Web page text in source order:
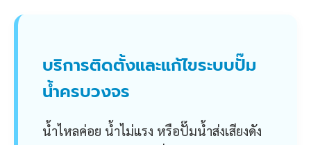
บริการติดตั้งและแก้ไขระบบปั๊ม
น้ำครบวงจร
น้ำไหลค่อย น้ำไม่แรง หรือปั๊มน้ำส่งเสียงดัง